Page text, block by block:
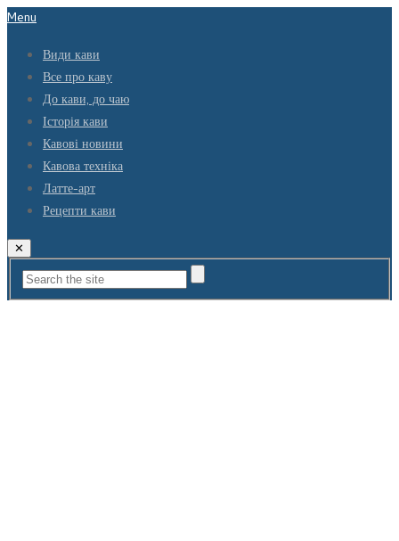
Menu
Види кави
Все про каву
До кави, до чаю
Історія кави
Кавові новини
Кавова техніка
Латте-арт
Рецепти кави
✕